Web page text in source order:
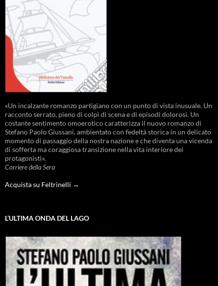
«Un incalzante romanzo partigiano con un punto di vista inusuale. Un
racconto serrato, pieno di colpi di scena e di episodi dolorosi. Un
costante sentimento omoerotico caratterizza il nuovo romanzo di
Stefano Paolo Giussani, ambientato con fedeltà storica in un delicato
momento di passaggio della nostra nazione e che diventa una vicenda
di sofferta ma coraggiosa transizione nella vita interiore dei
protagonisti».
Corriere della Sera
Acquista su Feltrinelli →
L’ULTIMA ONDA DEL LAGO